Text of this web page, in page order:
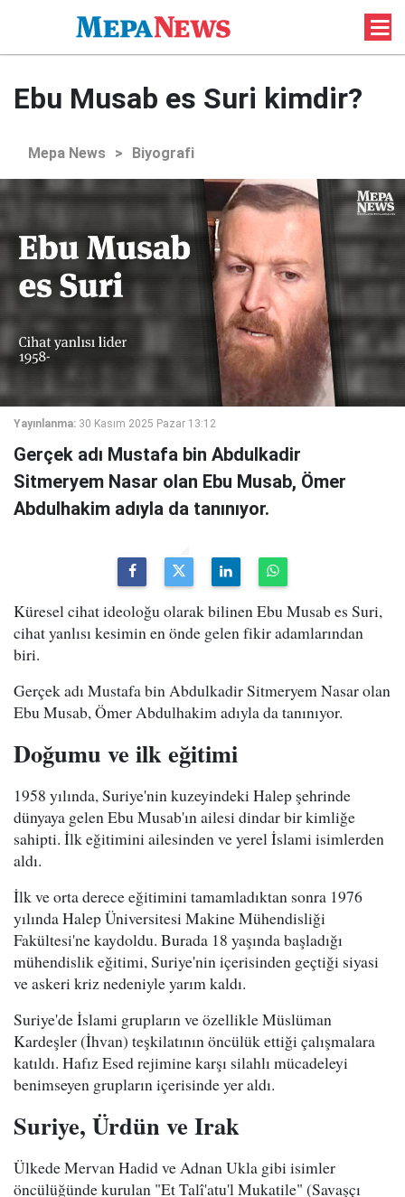
Ebu Musab es Suri kimdir?
Mepa News > Biyografi
Yayınlanma: 30 Kasım 2025 Pazar 13:12
Gerçek adı Mustafa bin Abdulkadir
Sitmeryem Nasar olan Ebu Musab, Ömer
Abdulhakim adıyla da tanınıyor.
Küresel cihat ideoloğu olarak bilinen Ebu Musab es Suri,
cihat yanlısı kesimin en önde gelen fikir adamlarından
biri.
Gerçek adı Mustafa bin Abdulkadir Sitmeryem Nasar olan
Ebu Musab, Ömer Abdulhakim adıyla da tanınıyor.
Doğumu ve ilk eğitimi
1958 yılında, Suriye'nin kuzeyindeki Halep şehrinde
dünyaya gelen Ebu Musab'ın ailesi dindar bir kimliğe
sahipti. İlk eğitimini ailesinden ve yerel İslami isimlerden
aldı.
İlk ve orta derece eğitimini tamamladıktan sonra 1976
yılında Halep Üniversitesi Makine Mühendisliği
Fakültesi'ne kaydoldu. Burada 18 yaşında başladığı
mühendislik eğitimi, Suriye'nin içerisinden geçtiği siyasi
ve askeri kriz nedeniyle yarım kaldı.
Suriye'de İslami grupların ve özellikle Müslüman
Kardeşler (İhvan) teşkilatının öncülük ettiği çalışmalara
katıldı. Hafız Esed rejimine karşı silahlı mücadeleyi
benimseyen grupların içerisinde yer aldı.
Suriye, Ürdün ve Irak
Ülkede Mervan Hadid ve Adnan Ukla gibi isimler
öncülüğünde kurulan "Et Talî'atu'l Mukatile" (Savaşçı